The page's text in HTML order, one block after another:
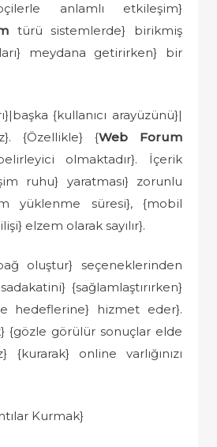
anlamlı etkileşim}
türü sistemlerde} birikmiş
meydana getirirken} bir
{kullanıcı arayüzünü}|
{Özellikle} {Web Forum
olmaktadır}. İçerik
ruhu} yaratması} zorunlu
yüklenme süresi}, {mobil
elzem olarak sayılır}.
oluştur} seçeneklerinden
{sağlamlaştırırken}
hedeflerine} hizmet eder}.
{gözle görülür sonuçlar elde
{kurarak} online varlığınızı
Kurmak}